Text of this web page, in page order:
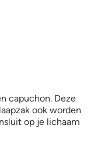
capuchon. Deze
ook worden
op je lichaam